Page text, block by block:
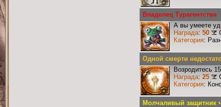
Владелец Турагентства
А вы умеете
Награда: 50
Категория:
Одной смерти
Возродитесь
Награда: 25
Категория:
Молчаливый защитник